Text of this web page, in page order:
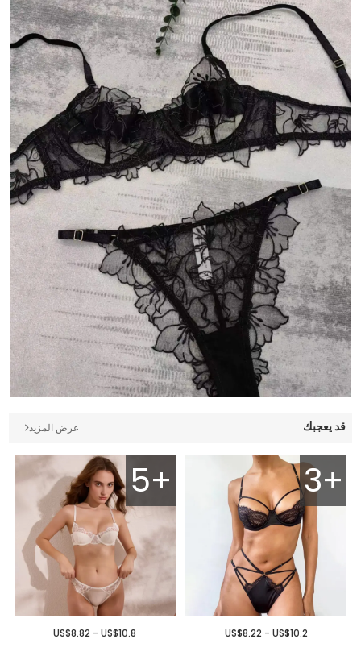
قد يعجبك عرض المزيد
3+
US$8.22 - US$10.2
5+
US$8.82 - US$10.8